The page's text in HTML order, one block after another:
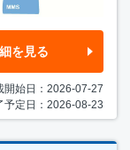
を見る
開始日：2026-07-27
予定日：2026-08-23